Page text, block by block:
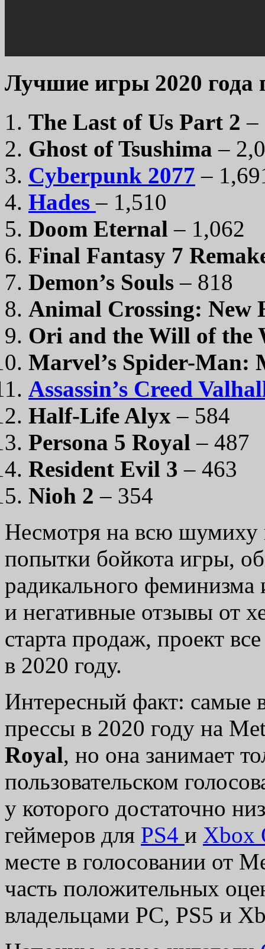
Лучшие игры 2020 года
The Last of Us Part 2 –
Ghost of Tsushima –
Cyberpunk 2077 –
Hades– 1,510
Doom Eternal – 1,062
Final Fantasy 7
Demon’s Souls – 818
Animal Crossing: New
Ori and the Will of the
Marvel’s Spider-Man:
Assassin’s Creed
Half-Life Alyx – 584
Persona 5 Royal – 487
Resident Evil 3 – 463
Nioh 2 – 354
Несмотря на всю шумиху
попытки бойкота игры,
радикального
и негативные отзывы от
старта продаж, проект
в 2020 году.
Интересный факт: самые
прессы в 2020 году на
Royal, но она занимает
пользовательском
у которого достаточно
геймеров для PS4 и Xbox
месте в голосовании от
часть положительных
владельцами PC, PS5 и